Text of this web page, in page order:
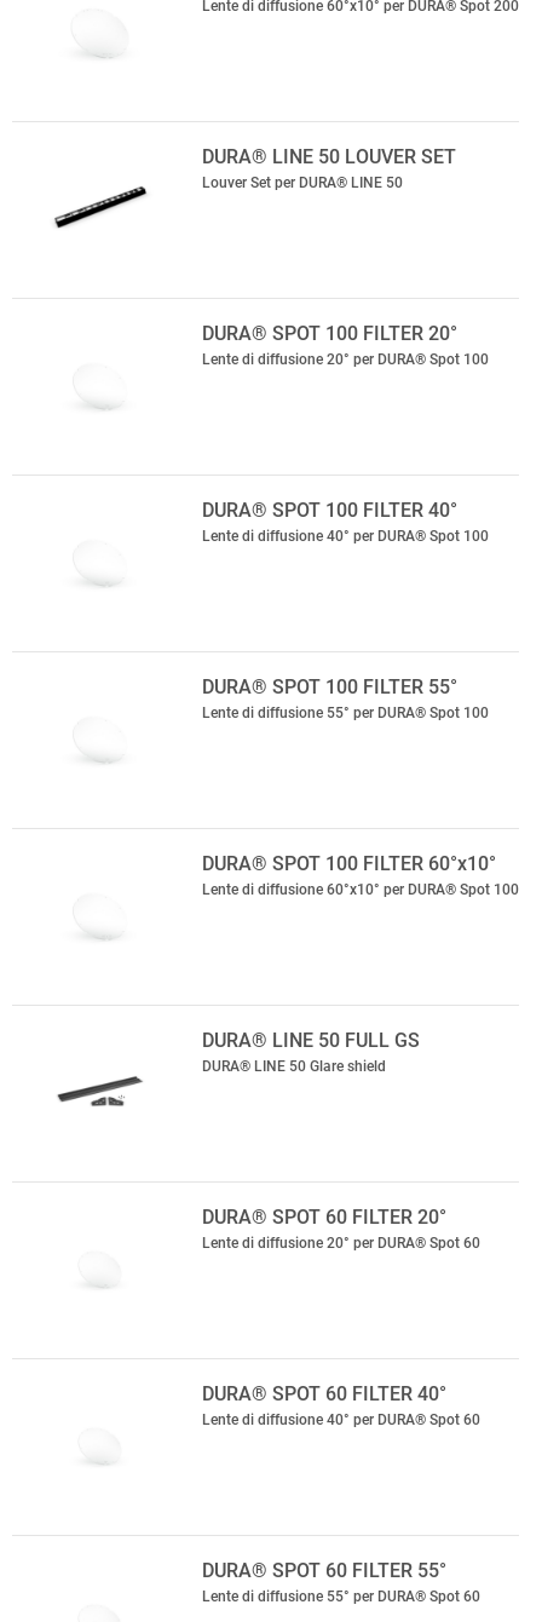
Lente di diffusione 60°x10° per DURA® Spot 200
DURA® LINE 50 LOUVER SET
Louver Set per DURA® LINE 50
DURA® SPOT 100 FILTER 20°
Lente di diffusione 20° per DURA® Spot 100
DURA® SPOT 100 FILTER 40°
Lente di diffusione 40° per DURA® Spot 100
DURA® SPOT 100 FILTER 55°
Lente di diffusione 55° per DURA® Spot 100
DURA® SPOT 100 FILTER 60°x10°
Lente di diffusione 60°x10° per DURA® Spot 100
DURA® LINE 50 FULL GS
DURA® LINE 50 Glare shield
DURA® SPOT 60 FILTER 20°
Lente di diffusione 20° per DURA® Spot 60
DURA® SPOT 60 FILTER 40°
Lente di diffusione 40° per DURA® Spot 60
DURA® SPOT 60 FILTER 55°
Lente di diffusione 55° per DURA® Spot 60